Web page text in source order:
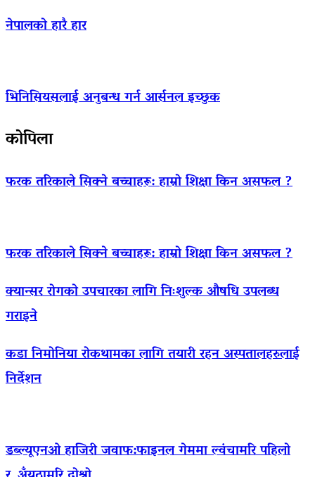
नेपालको हारै हार
भिनिसियसलाई अनुबन्ध गर्न आर्सनल इच्छुक
कोपिला
फरक तरिकाले सिक्ने बच्चाहरू: हाम्रो शिक्षा किन असफल ?
फरक तरिकाले सिक्ने बच्चाहरू: हाम्रो शिक्षा किन असफल ?
क्यान्सर रोगको उपचारका लागि निःशुल्क औषधि उपलब्ध
गराइने
कडा निमोनिया रोकथामका लागि तयारी रहन अस्पतालहरुलाई
निर्देशन
डब्ल्यूएनओ हाजिरी जवाफ:फाइनल गेममा ल्वंचामरि पहिलो